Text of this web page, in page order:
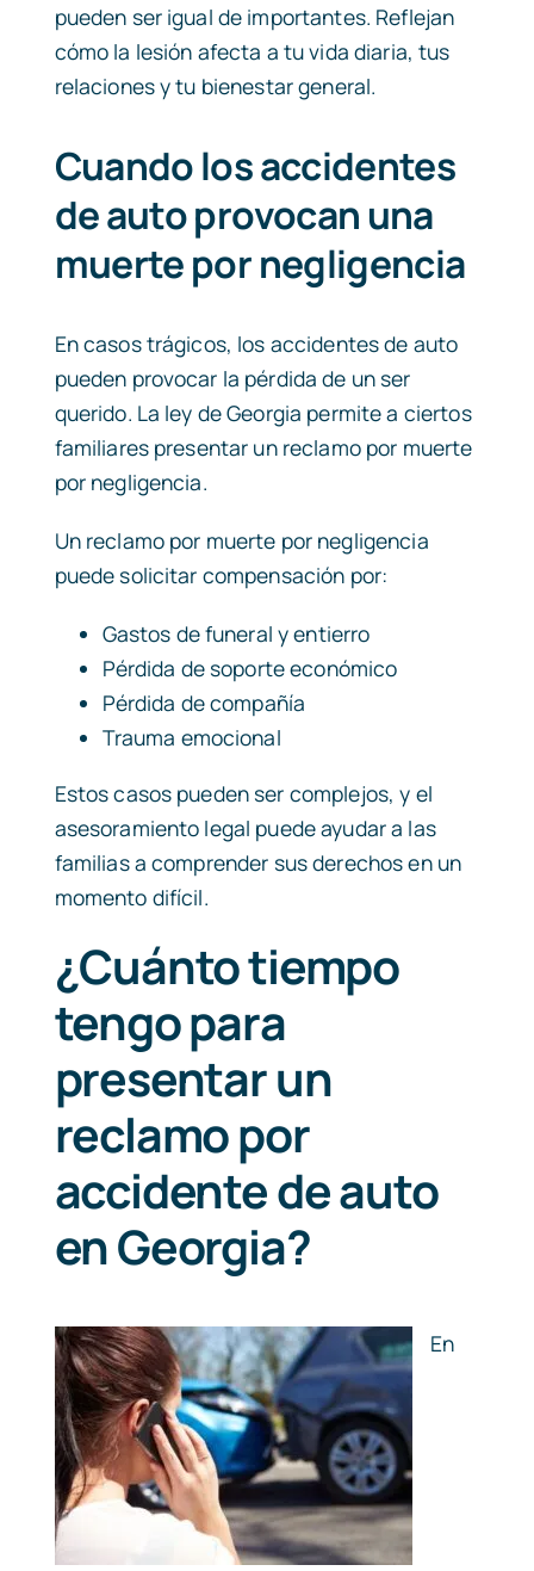
pueden ser igual de importantes. Reflejan
cómo la lesión afecta a tu vida diaria, tus
relaciones y tu bienestar general.
Cuando los accidentes
de auto provocan una
muerte por negligencia
En casos trágicos, los accidentes de auto
pueden provocar la pérdida de un ser
querido. La ley de Georgia permite a ciertos
familiares presentar un reclamo por muerte
por negligencia.
Un reclamo por muerte por negligencia
puede solicitar compensación por:
Gastos de funeral y entierro
Pérdida de soporte económico
Pérdida de compañía
Trauma emocional
Estos casos pueden ser complejos, y el
asesoramiento legal puede ayudar a las
familias a comprender sus derechos en un
momento difícil.
¿Cuánto tiempo
tengo para
presentar un
reclamo por
accidente de auto
en Georgia?
En